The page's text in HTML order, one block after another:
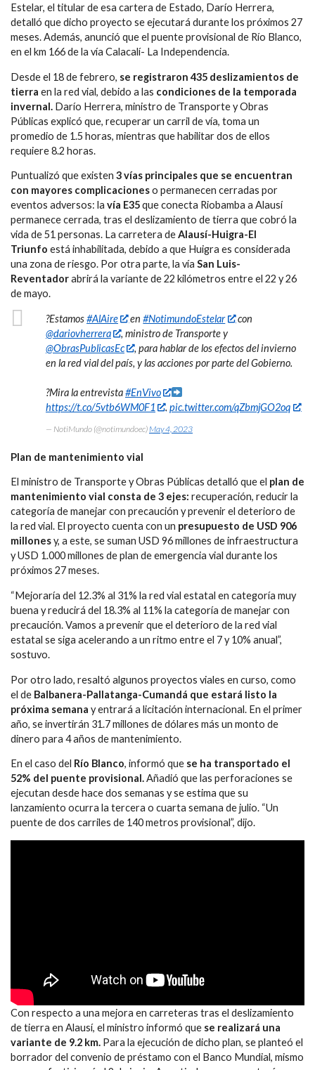
Estelar, el titular de esa cartera de Estado, Darío Herrera,
detalló que dicho proyecto se ejecutará durante los próximos 27
meses. Además, anunció que el puente provisional de Río Blanco,
en el km 166 de la vía Calacalí- La Independencia.
Desde el 18 de febrero, se registraron 435 deslizamientos de
tierra en la red vial, debido a las condiciones de la temporada
invernal. Darío Herrera, ministro de Transporte y Obras
Públicas explicó que, recuperar un carril de vía, toma un
promedio de 1.5 horas, mientras que habilitar dos de ellos
requiere 8.2 horas.
Puntualizó que existen 3 vías principales que se encuentran
con mayores complicacioneso permanecen cerradas por
eventos adversos: la vía E35que conecta Riobamba a Alausí
permanece cerrada, tras el deslizamiento de tierra que cobró la
vida de 51 personas. La carretera deAlausí-Huigra-El
Triunfo está inhabilitada, debido a que Huigra es considerada
una zona de riesgo. Por otra parte, la vía San Luis-
Reventadorabrirá la variante de 22 kilómetros entre el 22 y 26
de mayo.
?Estamos#AlAire en#NotimundoEstelar
con
@dariovherrera
, ministro de Transporte y
@ObrasPublicasEc
, para hablar de los efectos del invierno
en la red vial del país, y las acciones por parte del Gobierno.
?Mira la entrevista#EnVivo
https://t.co/5vtb6WM0F1
.pic.twitter.com/qZbmjGO2oq
— NotiMundo (@notimundoec) May 4, 2023
Plan de mantenimiento vial
El ministro de Transporte y Obras Públicas detalló que el plan de
mantenimiento vial consta de 3 ejes: recuperación, reducir la
categoría de manejar con precaución y prevenir el deterioro de
la red vial. El proyecto cuenta con un presupuesto de USD 906
millonesy, a este, se suman USD 96 millones de infraestructura
y USD 1.000 millones de plan de emergencia vial durante los
próximos 27 meses.
“Mejoraría del 12.3% al 31% la red vial estatal en categoría muy
buena y reducirá del 18.3% al 11% la categoría de manejar con
precaución. Vamos a prevenir que el deterioro de la red vial
estatal se siga acelerando a un ritmo entre el 7 y 10% anual”,
sostuvo.
Por otro lado, resaltó algunos proyectos viales en curso, como
el de Balbanera-Pallatanga-Cumandá que estará listo la
próxima semana y entrará a licitación internacional. En el primer
año, se invertirán 31.7 millones de dólares más un monto de
dinero para 4 años de mantenimiento.
En el caso del Río Blanco, informó que se ha transportado el
52% del puente provisional.Añadió que las perforaciones se
ejecutan desde hace dos semanas y se estima que su
lanzamiento ocurra la tercera o cuarta semana de julio. “Un
puente de dos carriles de 140 metros provisional”, dijo.
Con respecto a una mejora en carreteras tras el deslizamiento
de tierra en Alausí, el ministro informó que se realizará una
variante de 9.2 km. Para la ejecución de dicho plan, se planteó el
borrador del convenio de préstamo con el Banco Mundial, mismo